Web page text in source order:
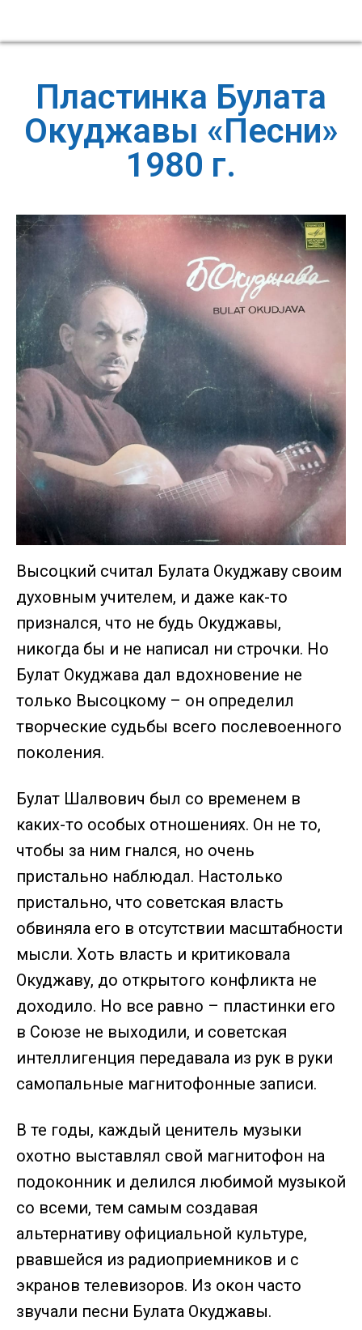
Пластинка Булата
Окуджавы «Песни»
1980 г.
Высоцкий считал Булата Окуджаву своим
духовным учителем, и даже как-то
признался, что не будь Окуджавы,
никогда бы и не написал ни строчки. Но
Булат Окуджава дал вдохновение не
только Высоцкому – он определил
творческие судьбы всего послевоенного
поколения.
Булат Шалвович был со временем в
каких-то особых отношениях. Он не то,
чтобы за ним гнался, но очень
пристально наблюдал. Настолько
пристально, что советская власть
обвиняла его в отсутствии масштабности
мысли. Хоть власть и критиковала
Окуджаву, до открытого конфликта не
доходило. Но все равно – пластинки его
в Союзе не выходили, и советская
интеллигенция передавала из рук в руки
самопальные магнитофонные записи.
В те годы, каждый ценитель музыки
охотно выставлял свой магнитофон на
подоконник и делился любимой музыкой
со всеми, тем самым создавая
альтернативу официальной культуре,
рвавшейся из радиоприемников и с
экранов телевизоров. Из окон часто
звучали песни Булата Окуджавы.